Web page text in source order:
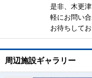
是非、木更
軽にお問い合
お待ちしてお
周辺施設ギャラリー